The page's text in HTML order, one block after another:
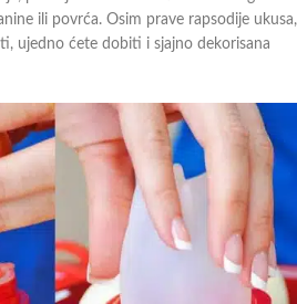
ili povrća. Osim prave rapsodije ukusa,
ujedno ćete dobiti i sjajno dekorisana